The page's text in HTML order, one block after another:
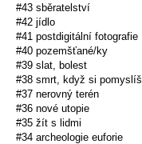
#43 sběratelství
#42 jídlo
#41 postdigitální fotografie
#40 pozemšťané/ky
#39 slat, bolest
#38 smrt, když si pomyslíš
#37 nerovný terén
#36 nové utopie
#35 žít s lidmi
#34 archeologie euforie